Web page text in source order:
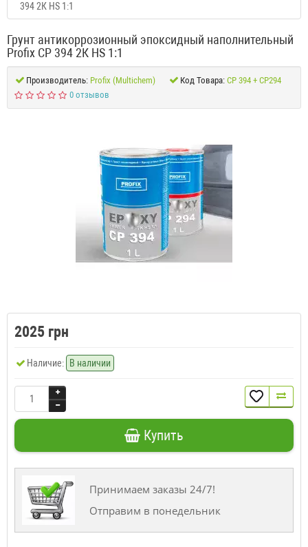
394 2К HS 1:1
Грунт антикоррозионный эпоксидный наполнительный
Profix CP 394 2К HS 1:1
Производитель: Profix (Multichem) Код Товара: CP 394 + CP294
0 отзывов
2025 грн
Наличие: В наличии
Купить
Принимаем заказы 24/7!
Отправим в понедельник